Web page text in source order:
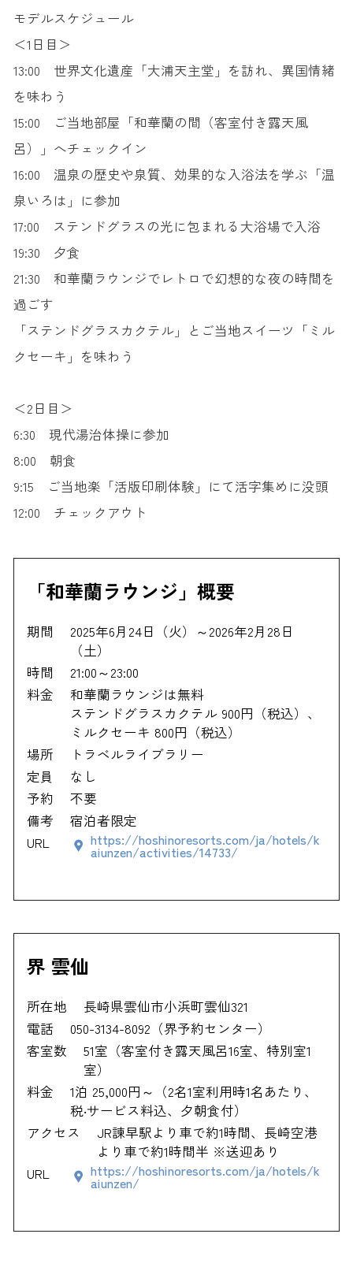
モデルスケジュール
＜1日目＞
13:00 世界文化遺産「大浦天主堂」を訪れ、異国情緒
を味わう
15:00 ご当地部屋「和華蘭の間（客室付き露天風
呂）」へチェックイン
16:00 温泉の歴史や泉質、効果的な入浴法を学ぶ「温
泉いろは」に参加
17:00 ステンドグラスの光に包まれる大浴場で入浴
19:30 夕食
21:30 和華蘭ラウンジでレトロで幻想的な夜の時間を
過ごす
「ステンドグラスカクテル」とご当地スイーツ「ミル
クセーキ」を味わう
＜2日目＞
6:30 現代湯治体操に参加
8:00 朝食
9:15 ご当地楽「活版印刷体験」にて活字集めに没頭
12:00 チェックアウト
「和華蘭ラウンジ」概要
期間
2025年6月24日（火）～2026年2月28日
（土）
時間
21:00～23:00
料金
和華蘭ラウンジは無料
ステンドグラスカクテル 900円（税込）、
ミルクセーキ 800円（税込）
場所
トラベルライブラリー
定員
なし
予約
不要
備考
宿泊者限定
URL
https://hoshinoresorts.com/ja/hotels/k
aiunzen/activities/14733/
界 雲仙
所在地
長崎県雲仙市小浜町雲仙321
電話
050-3134-8092（界予約センター）
客室数
51室（客室付き露天風呂16室、特別室1
室）
料金
1泊 25,000円～（2名1室利用時1名あたり、
税‧サービス料込、夕朝食付）
アクセス
JR諫早駅より車で約1時間、長崎空港
より車で約1時間半 ※送迎あり
URL
https://hoshinoresorts.com/ja/hotels/k
aiunzen/